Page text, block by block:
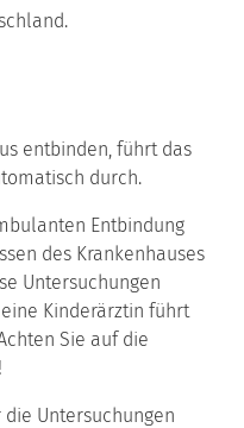
entbinden, führt das
durch.
Entbindung
des Krankenhauses
Untersuchungen
Kinderärztin führt
Sie auf die
Untersuchungen